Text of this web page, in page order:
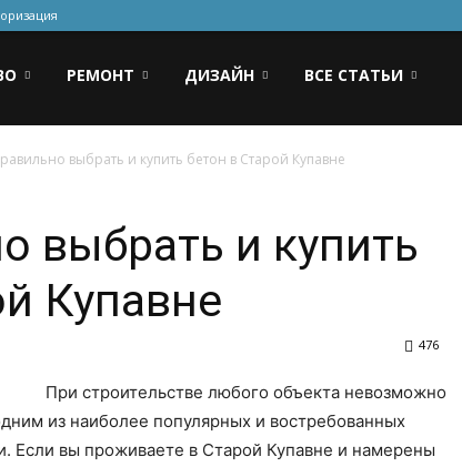
РЕМОНТ ДИЗАЙН ВСЕ СТАТЬИ
выбрать и купить бетон в Старой Купавне
выбрать и купить
Купавне
476
При строительстве любого объекта невозможно
из наиболее популярных и востребованных
Если вы проживаете в Старой Купавне и намерены